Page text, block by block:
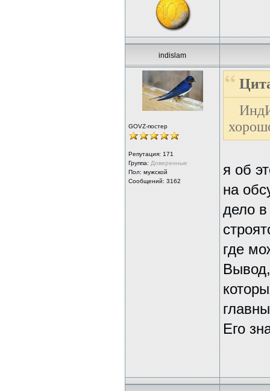
indislam
GOVZ-постер
Репутация: 171
Группа: Доверенные
Пол: мужской
Сообщений: 3162
я об
на
дело в
где
Его